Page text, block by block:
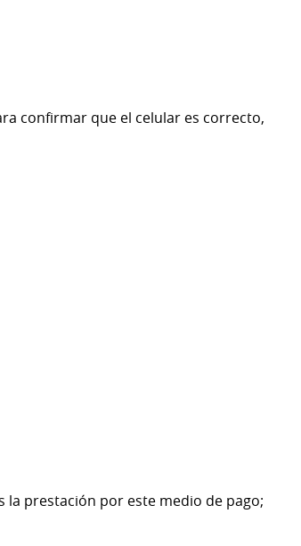
confirmar que el celular es correcto,
la prestación por este medio de pago;